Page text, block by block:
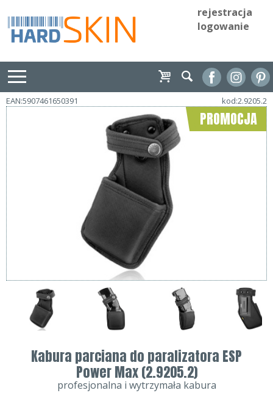
rejestracja
logowanie
EAN:5907461650391 kod:2.9205.2
PROMOCJA
Kabura parciana do paralizatora ESP
Power Max (2.9205.2)
profesjonalna i wytrzymała kabura